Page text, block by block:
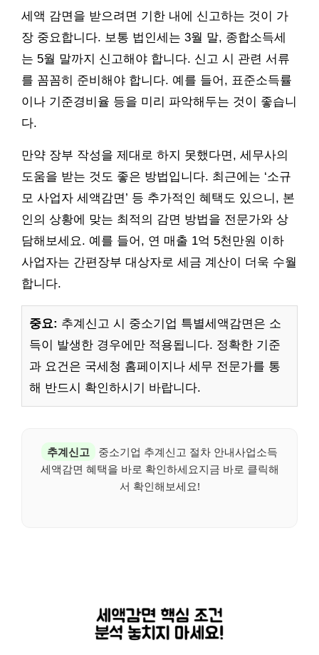
세액 감면을 받으려면 기한 내에 신고하는 것이 가
장 중요합니다. 보통 법인세는 3월 말, 종합소득세
는 5월 말까지 신고해야 합니다. 신고 시 관련 서류
를 꼼꼼히 준비해야 합니다. 예를 들어, 표준소득률
이나 기준경비율 등을 미리 파악해두는 것이 좋습니
다.
만약 장부 작성을 제대로 하지 못했다면, 세무사의
도움을 받는 것도 좋은 방법입니다. 최근에는 ‘소규
모 사업자 세액감면’ 등 추가적인 혜택도 있으니, 본
인의 상황에 맞는 최적의 감면 방법을 전문가와 상
담해보세요. 예를 들어, 연 매출 1억 5천만원 이하
사업자는 간편장부 대상자로 세금 계산이 더욱 수월
합니다.
중요: 추계신고 시 중소기업 특별세액감면은 소
득이 발생한 경우에만 적용됩니다. 정확한 기준
과 요건은 국세청 홈페이지나 세무 전문가를 통
해 반드시 확인하시기 바랍니다.
추계신고
중소기업 추계신고 절차 안내사업소득
세액감면 혜택을 바로 확인하세요지금 바로 클릭해
서 확인해보세요!